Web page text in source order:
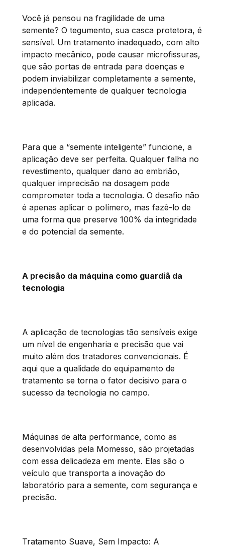
Você já pensou na fragilidade de uma
semente? O tegumento, sua casca protetora, é
sensível. Um tratamento inadequado, com alto
impacto mecânico, pode causar microfissuras,
que são portas de entrada para doenças e
podem inviabilizar completamente a semente,
independentemente de qualquer tecnologia
aplicada.
Para que a “semente inteligente” funcione, a
aplicação deve ser perfeita. Qualquer falha no
revestimento, qualquer dano ao embrião,
qualquer imprecisão na dosagem pode
comprometer toda a tecnologia. O desafio não
é apenas aplicar o polímero, mas fazê-lo de
uma forma que preserve 100% da integridade
e do potencial da semente.
A precisão da máquina como guardiã da
tecnologia
A aplicação de tecnologias tão sensíveis exige
um nível de engenharia e precisão que vai
muito além dos tratadores convencionais. É
aqui que a qualidade do equipamento de
tratamento se torna o fator decisivo para o
sucesso da tecnologia no campo.
Máquinas de alta performance, como as
desenvolvidas pela Momesso, são projetadas
com essa delicadeza em mente. Elas são o
veículo que transporta a inovação do
laboratório para a semente, com segurança e
precisão.
Tratamento Suave, Sem Impacto: A